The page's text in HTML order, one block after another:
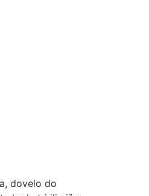
dovelo do